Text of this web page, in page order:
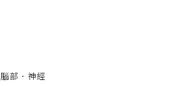
腦部．神經